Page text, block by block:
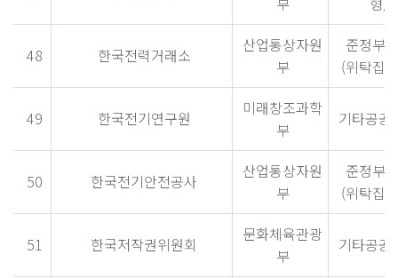
48 한국전력거래소
산업통상자원
부
준정부
(위탁집
49 한국전기연구원
미래창조과학
부
기타공공
50 한국전기안전공사
산업통상자원
부
준정부
(위탁집
51 한국저작권위원회
문화체육관광
부
기타공공